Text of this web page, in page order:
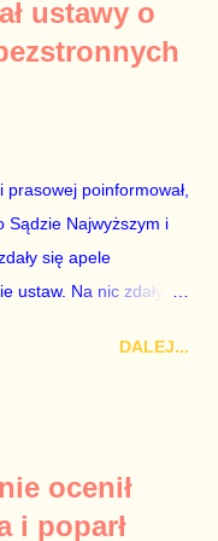
spółkach Skarbu
obsadziła zarządy
na kadry partyjne.
na tym, że
polityczną, a następnie
pośrednio
pierwszej gr...
ustawy o
poinformował,
Sądzie Najwyższym i
się apele
ustaw. Na nic zdały
od woli polityków. To
podpisał ustawy, bo
partii rządzącej
DALEJ...
ocenił
i poparł